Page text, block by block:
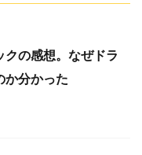
の感想。なぜドラ
か分かった